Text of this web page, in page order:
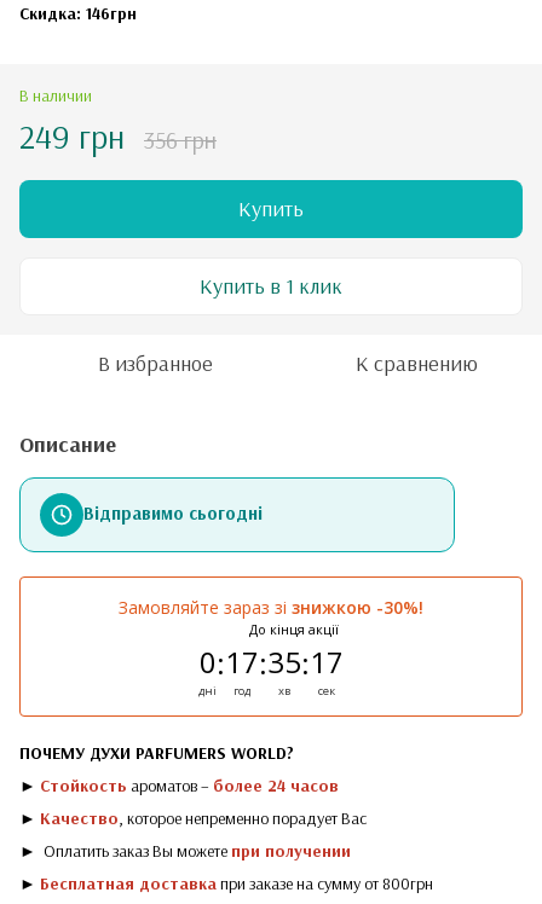
Скидка: 146грн
В наличии
249 грн 356 грн
Купить
Купить в 1 клик
В избранное К сравнению
Описание
Відправимо сьогодні
Замовляйте зараз зі знижкою -30%!
До кінця акції
0
дні
:17
год
:35
хв
:17
сек
ПОЧЕМУ ДУХИ PARFUMERS WORLD?
► Стойкость ароматов – более 24 часов
► Качество , которое непременно порадует Вас
► Оплатить заказ Вы можете при получении
► Бесплатная доставка при заказе на сумму от 800грн